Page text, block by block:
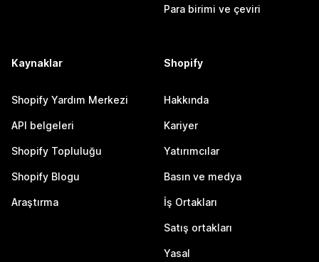
Para birimi ve çeviri
Kaynaklar
Shopify Yardım Merkezi
API belgeleri
Shopify Topluluğu
Shopify Blogu
Araştırma
Shopify
Hakkında
Kariyer
Yatırımcılar
Basın ve medya
İş Ortakları
Satış ortakları
Yasal